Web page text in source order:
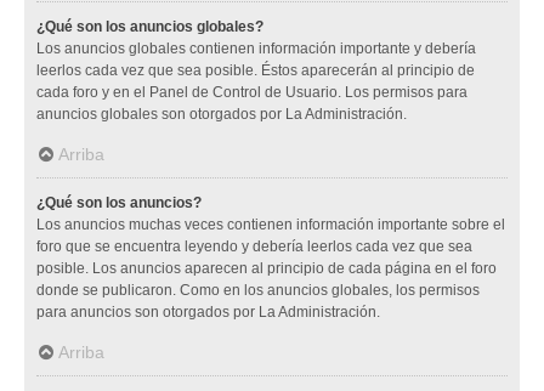
¿Qué son los anuncios globales?
Los anuncios globales contienen información importante y debería
leerlos cada vez que sea posible. Éstos aparecerán al principio de
cada foro y en el Panel de Control de Usuario. Los permisos para
anuncios globales son otorgados por La Administración.
Arriba
¿Qué son los anuncios?
Los anuncios muchas veces contienen información importante sobre el
foro que se encuentra leyendo y debería leerlos cada vez que sea
posible. Los anuncios aparecen al principio de cada página en el foro
donde se publicaron. Como en los anuncios globales, los permisos
para anuncios son otorgados por La Administración.
Arriba